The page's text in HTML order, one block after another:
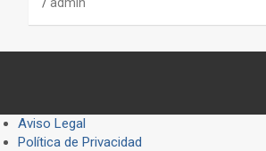
Aviso Legal
Política de Privacidad